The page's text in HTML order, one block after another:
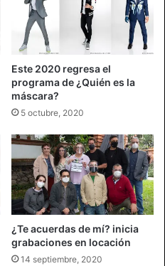
Este 2020 regresa el
programa de ¿Quién es la
máscara?
5 octubre, 2020
¿Te acuerdas de mí? inicia
grabaciones en locación
14 septiembre, 2020